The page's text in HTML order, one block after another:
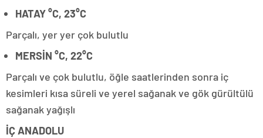
HATAY °C, 23°C
Parçalı, yer yer çok bulutlu
MERSİN °C, 22°C
Parçalı ve çok bulutlu, öğle saatlerinden sonra iç
kesimleri kısa süreli ve yerel sağanak ve gök gürültülü
sağanak yağışlı
İÇ ANADOLU